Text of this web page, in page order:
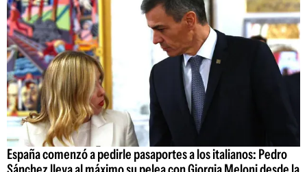
España comenzó a pedirle pasaportes a los italianos: Pedro